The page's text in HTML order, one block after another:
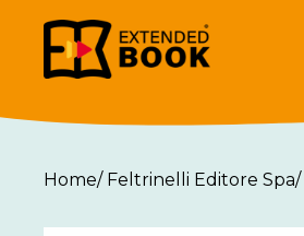
Home/ Feltrinelli Editore Spa/